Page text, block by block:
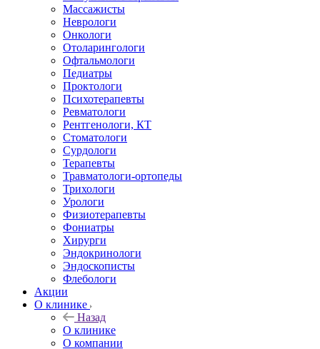
Массажисты
Неврологи
Онкологи
Отоларингологи
Офтальмологи
Педиатры
Проктологи
Психотерапевты
Ревматологи
Рентгенологи, КТ
Стоматологи
Сурдологи
Терапевты
Травматологи-ортопеды
Трихологи
Урологи
Физиотерапевты
Фониатры
Хирурги
Эндокринологи
Эндоскописты
Флебологи
Акции
О клинике
Назад
О клинике
О компании